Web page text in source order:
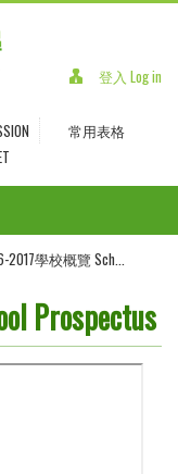
登入 Log in
常用表格
2017學校概覽 Sch...
Prospectus